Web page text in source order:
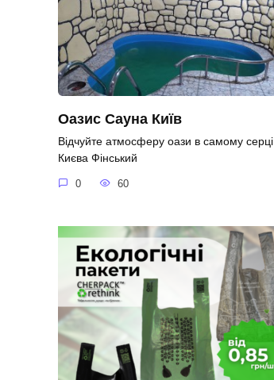
Оазис Сауна Київ
Відчуйте атмосферу оази в самому серці
Києва Фінський
0 60